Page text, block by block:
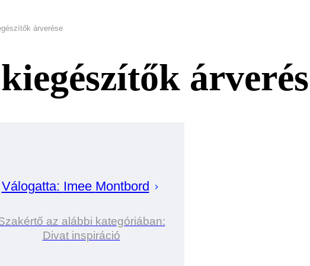
árverése
Válogatta: Imee Montbord
az alábbi kategóriában:
Divat inspiráció